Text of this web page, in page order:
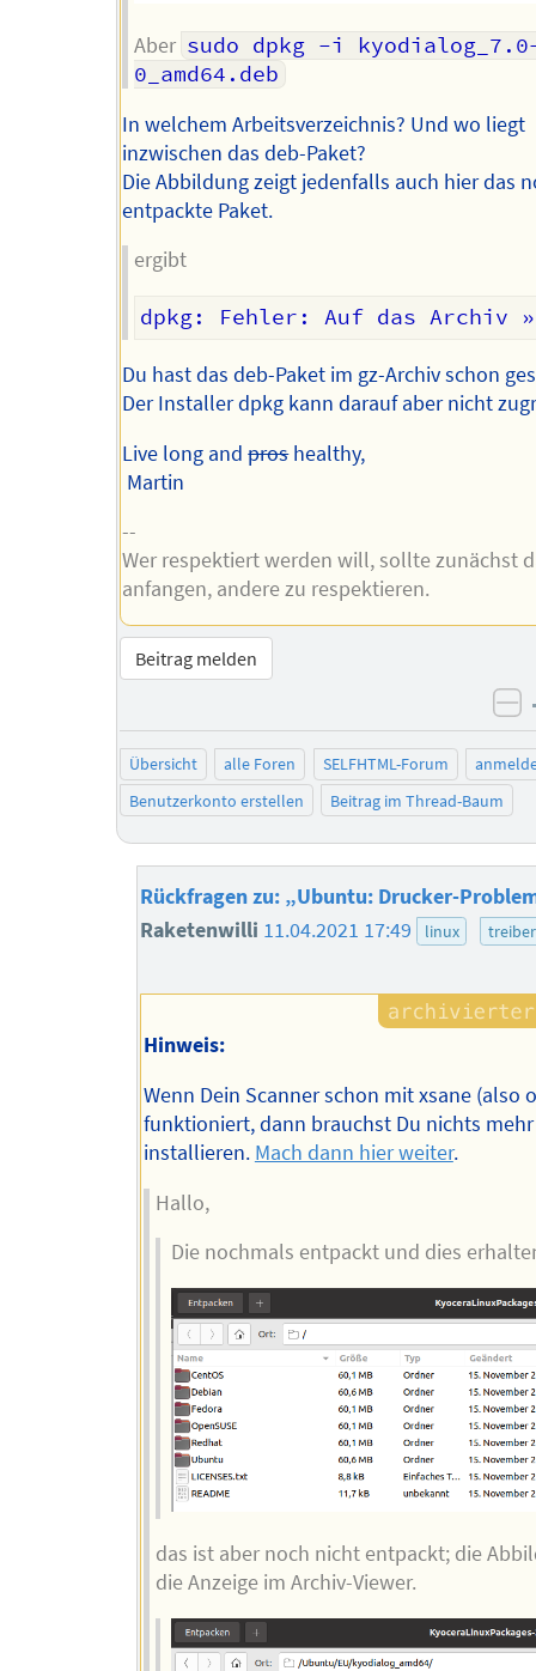
Aber sudo dpkg -i
0_amd64.deb
In welchem Arbeitsverzeichnis? Und wo liegt
inzwischen das deb-Paket?
Die Abbildung zeigt jedenfalls auch hier das
entpackte Paket.
ergibt
Du hast das deb-Paket im gz-Archiv schon
Der Installer dpkg kann darauf aber nicht
Live long andproshealthy,
Martin
--
Wer respektiert werden will, sollte zunächst
anfangen, andere zu respektieren.
Beitrag melden
Übersicht alle Foren SELFHTML-Forum
Benutzerkonto erstellen
Beitrag im Thread-Baum
Rückfragen zu: „Ubuntu: Drucker-
Raketenwilli 11.04.2021 17:49 linux treiber
Hinweis:
Wenn Dein Scanner schon mit xsane (also
funktioniert, dann brauchst Du nichts mehr
installieren. Mach dann hier weiter.
Hallo,
Die nochmals entpackt und dies
das ist aber noch nicht entpackt; die
die Anzeige im Archiv-Viewer.